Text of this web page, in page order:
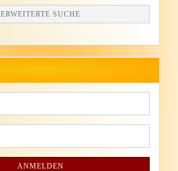
ERWEITERTE SUCHE
ANMELDEN